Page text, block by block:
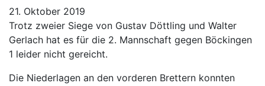
21. Oktober 2019
Trotz zweier Siege von Gustav Döttling und Walter
Gerlach hat es für die 2. Mannschaft gegen Böckingen
1 leider nicht gereicht.
Die Niederlagen an den vorderen Brettern konnten